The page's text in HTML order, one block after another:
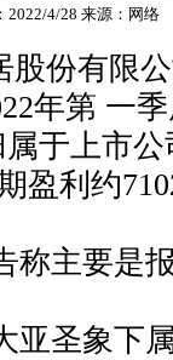
2022/4/28 来源： 网络
份有限
年第 一
于上市
盈利约
称主要是
亚圣象下